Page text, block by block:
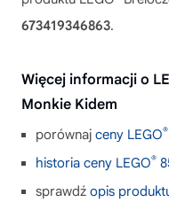
673419346863.
Więcej informacji o
Monkie Kidem
porównaj ceny LEGO®
historia ceny LEGO®
sprawdź opis